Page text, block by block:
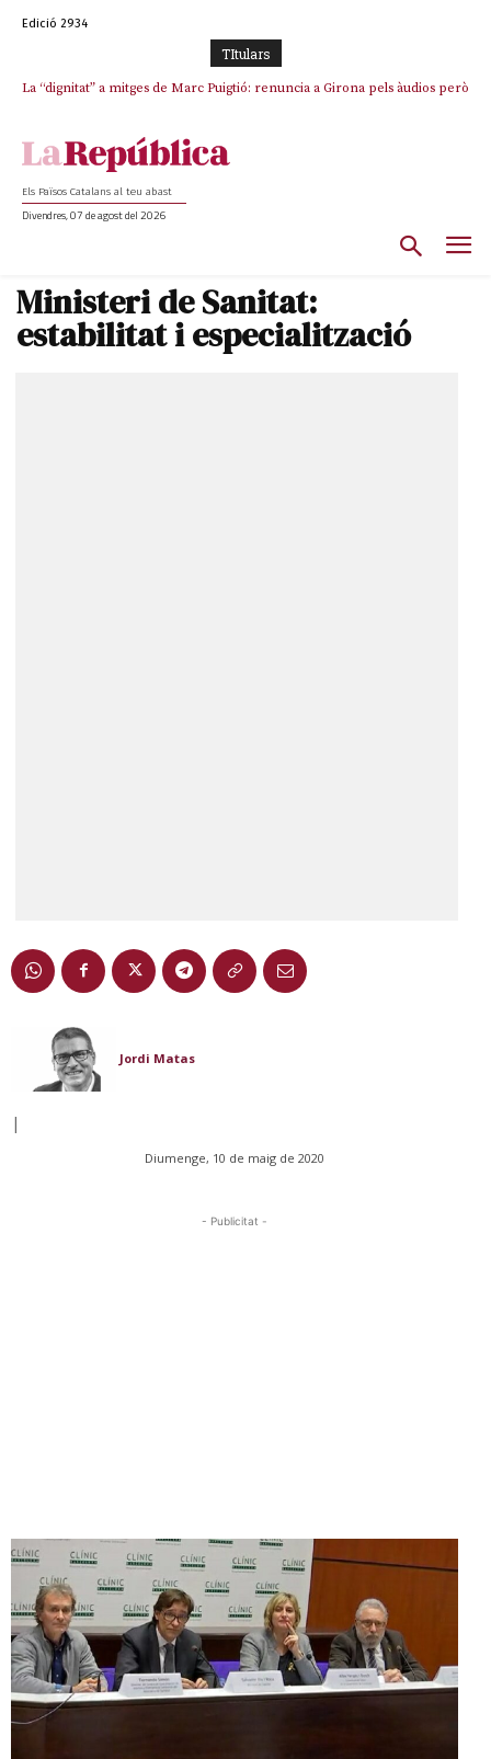
Edició 2934
TItulars
La “dignitat” a mitges de Marc Puigtió: renuncia a Girona pels àudios però
Els Països Catalans al teu abast
Divendres, 07 de agost del 2026
Ministeri de Sanitat:
estabilitat i especialització
Jordi Matas
|
Diumenge, 10 de maig de 2020
- Publicitat -